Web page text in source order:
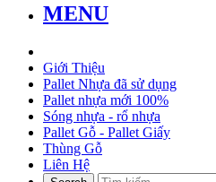
MENU
Giới Thiệu
Pallet Nhựa đã sử dụng
Pallet nhựa mới 100%
Sóng nhựa - rổ nhựa
Pallet Gỗ - Pallet Giấy
Thùng Gỗ
Liên Hệ